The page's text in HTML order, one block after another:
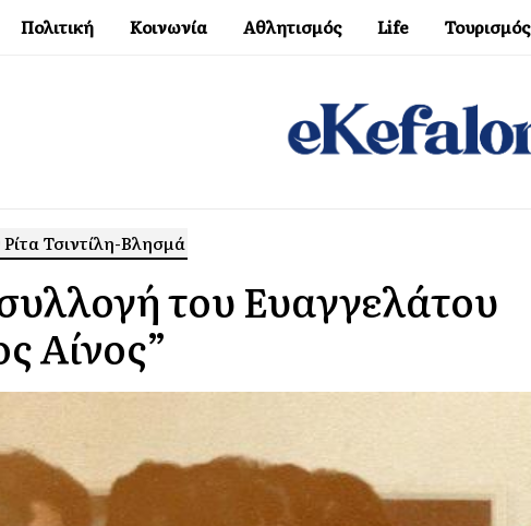
Πολιτική Κοινωνία Αθλητισμός Life Τουρισμός
Τσιντίλη-Βλησμά
του Ευαγγελάτου
Αίνος”